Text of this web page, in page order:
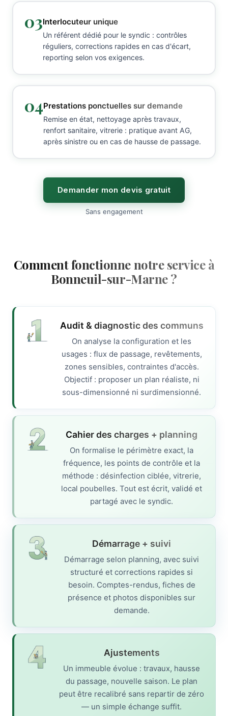
03Interlocuteur unique
Un référent dédié pour le syndic : contrôles
réguliers, corrections rapides en cas d'écart,
reporting selon vos exigences.
04Prestations ponctuelles sur demande
Remise en état, nettoyage après travaux,
renfort sanitaire, vitrerie : pratique avant AG,
après sinistre ou en cas de hausse de passage.
Demander mon devis gratuit
Sans engagement
Comment fonctionne notre service à
Bonneuil-sur-Marne ?
Audit & diagnostic des communs
On analyse la configuration et les
usages : flux de passage, revêtements,
zones sensibles, contraintes d'accès.
Objectif : proposer un plan réaliste, ni
sous-dimensionné ni surdimensionné.
Cahier des charges + planning
On formalise le périmètre exact, la
fréquence, les points de contrôle et la
méthode : désinfection ciblée, vitrerie,
local poubelles. Tout est écrit, validé et
partagé avec le syndic.
Démarrage + suivi
Démarrage selon planning, avec suivi
structuré et corrections rapides si
besoin. Comptes-rendus, fiches de
présence et photos disponibles sur
demande.
Ajustements
Un immeuble évolue : travaux, hausse
du passage, nouvelle saison. Le plan
peut être recalibré sans repartir de zéro
— un simple échange suffit.